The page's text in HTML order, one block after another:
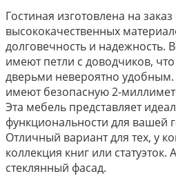
Гостиная изготовлена на заказ
высококачественных
долговечность и надежность.
имеют петли с доводчиков,
дверьми невероятно
имеют безопасную 2-
Эта мебель представляет
функциональности для вашей
Отличный вариант для тех, у
коллекция книг или
стеклянный фасад.